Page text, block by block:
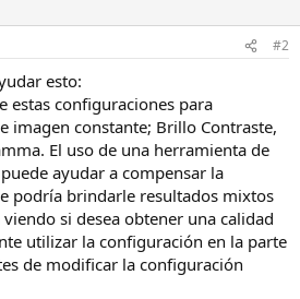
#2
esto:
estas configuraciones para
imagen constante; Brillo Contraste,
El uso de una herramienta de
ayudar a compensar la
podría brindarle resultados mixtos
si desea obtener una calidad
utilizar la configuración en la parte
de modificar la configuración